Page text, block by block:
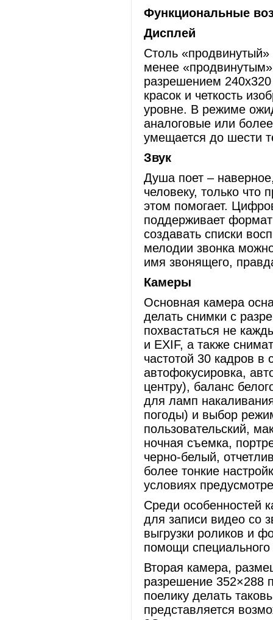
Функциональные
Дисплей
Столь
менее
разрешением
красок и четкость
уровне. В режиме
аналоговые или
умещается до шести
Звук
Душа поет –
человеку, только что
этом помогает.
поддерживает
создавать списки
мелодии звонка
имя звонящего,
Камеры
Основная камера
делать снимки с
похвастаться не
и EXIF, а также
частотой 30 кадров в
автофокусировка,
центру), баланс
для ламп
погоды) и выбор
пользовательский,
ночная съемка,
черно-белый,
более тонкие
условиях
Среди особенностей
для записи видео со
выгрузки роликов и
помощи
Вторая камера,
разрешение 352×288
поелику делать
представляется